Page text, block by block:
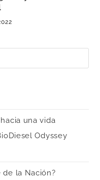
una vida
Odyssey
la Nación?